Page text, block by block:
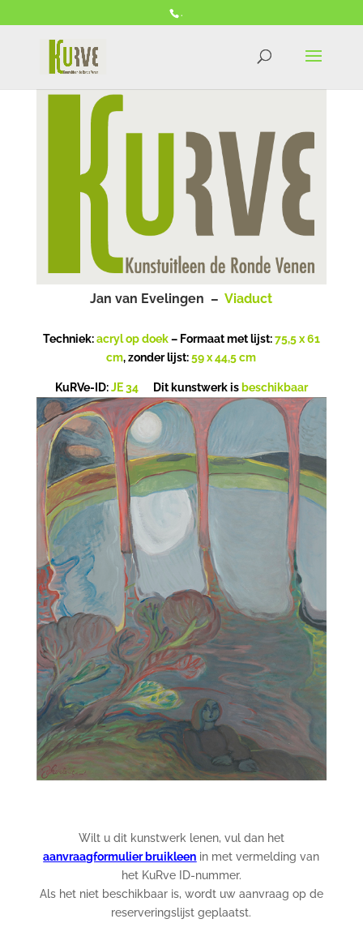
.
Jan van Evelingen –Viaduct
Techniek:acryl op doek– Formaat met lijst:75,5 x 61
cm, zonder lijst:59 x 44,5 cm
KuRVe-ID:JE 34 Dit kunstwerk is beschikbaar
Wilt u dit kunstwerk lenen, vul dan het
aanvraagformulier bruikleen in met vermelding van
het KuRve ID-nummer.
Als het niet beschikbaar is, wordt uw aanvraag op de
reserveringslijst geplaatst.